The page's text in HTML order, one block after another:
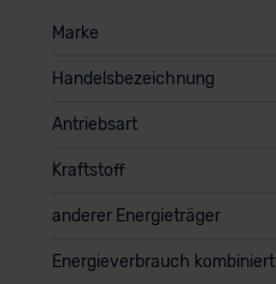
Marke
Handelsbezeichnung
Antriebsart
Kraftstoff
anderer Energieträger
Energieverbrauch kombiniert